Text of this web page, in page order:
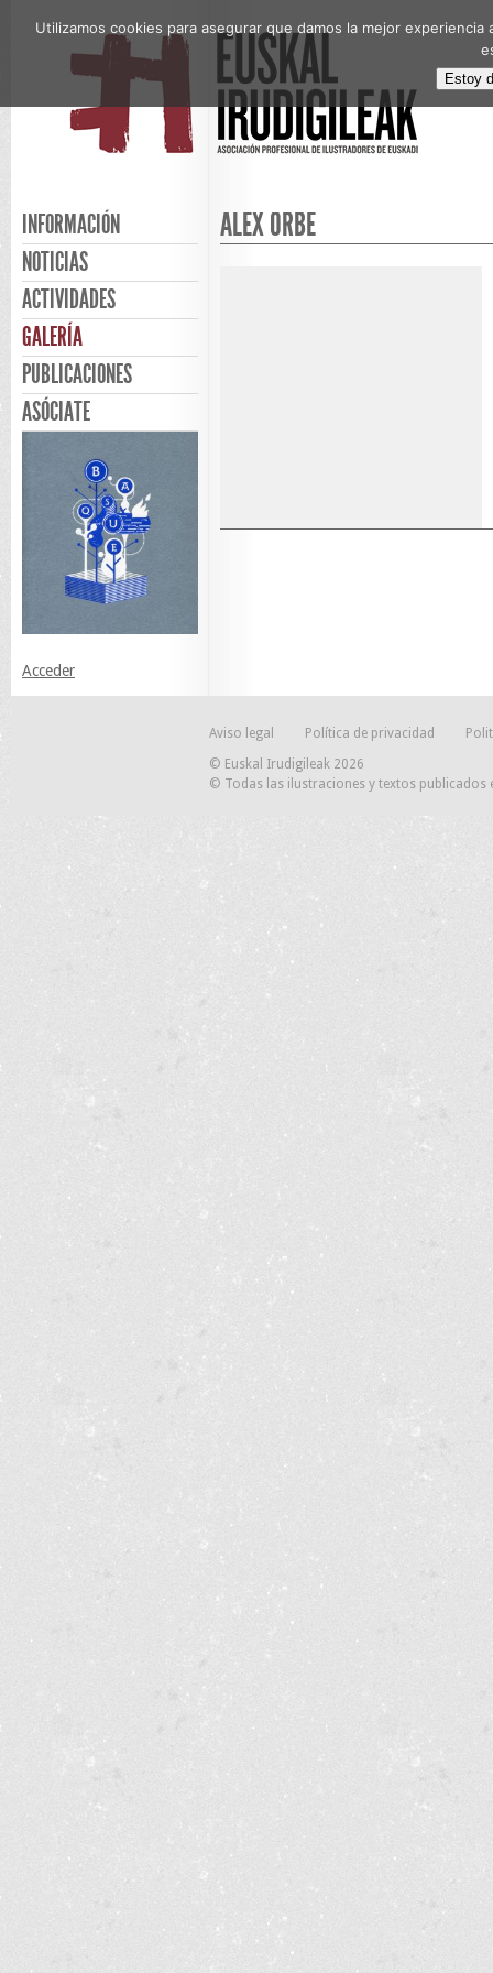
INFORMACIÓN
NOTICIAS
ACTIVIDADES
GALERÍA
PUBLICACIONES
ASÓCIATE
Acceder
ALEX ORBE
Aviso legal Política de privacidad
© Euskal Irudigileak 2026
© Todas las ilustraciones y textos publicados
Utilizamos cookies para asegurar que damos la mejor
Estoy